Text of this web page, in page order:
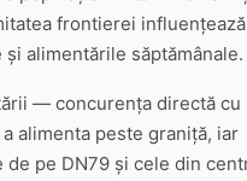
frontierei influențează
alimentările săptămânale.
— concurența directă cu
alimenta peste graniță, iar
pe DN79 și cele din